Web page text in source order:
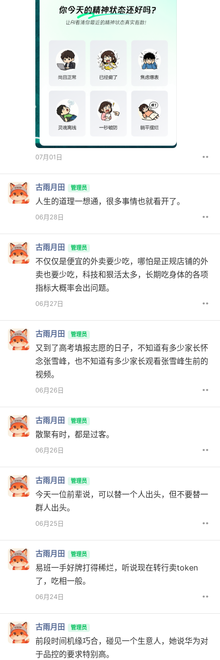
07月01日 ••
古雨月田 管理员
人生的道理一想通，很多事情也就看开了。
06月28日 ••
古雨月田 管理员
不仅仅是便宜的外卖要少吃，哪怕是正规店铺的外
卖也要少吃，科技和狠活太多，长期吃身体的各项
指标大概率会出问题。
06月27日 ••
古雨月田 管理员
又到了高考填报志愿的日子，不知道有多少家长怀
念张雪峰，也不知道有多少家长观看张雪峰生前的
视频。
06月26日 ••
古雨月田 管理员
散聚有时，都是过客。
06月26日 ••
古雨月田 管理员
今天一位前辈说，可以替一个人出头，但不要替一
群人出头。
06月25日 ••
古雨月田 管理员
易班一手好牌打得稀烂，听说现在转行卖token
了，吃相一般。
06月24日 ••
古雨月田 管理员
前段时间机缘巧合，碰见一个生意人，她说华为对
于品控的要求特别高。